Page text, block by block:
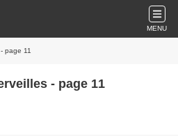
MENU
page 11
- page 11